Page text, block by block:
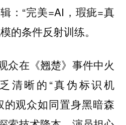
：“完美=AI，瑕疵=真
的条件反射训练。
众在《翘楚》事件中火
清晰的“真伪标识机
的观众如同置身黑暗森